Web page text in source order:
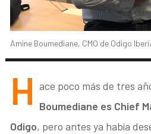
Amine Boumediane, CMO de Odigo
H ace poco más de tres
Boumediane es Chief
Odigo, pero antes ya había